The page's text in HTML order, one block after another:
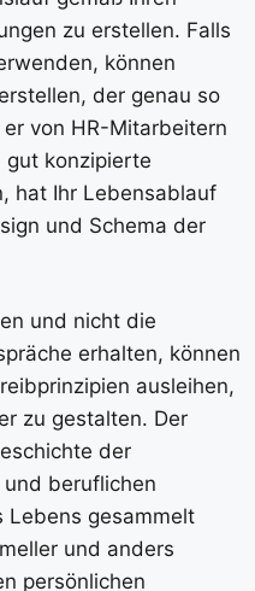
zu erstellen. Falls
können
der genau so
von HR-Mitarbeitern
gut konzipierte
hat Ihr Lebensablauf
und Schema der
und nicht die
erhalten, können
ausleihen,
zu gestalten. Der
der
beruflichen
Lebens gesammelt
und anders
persönlichen